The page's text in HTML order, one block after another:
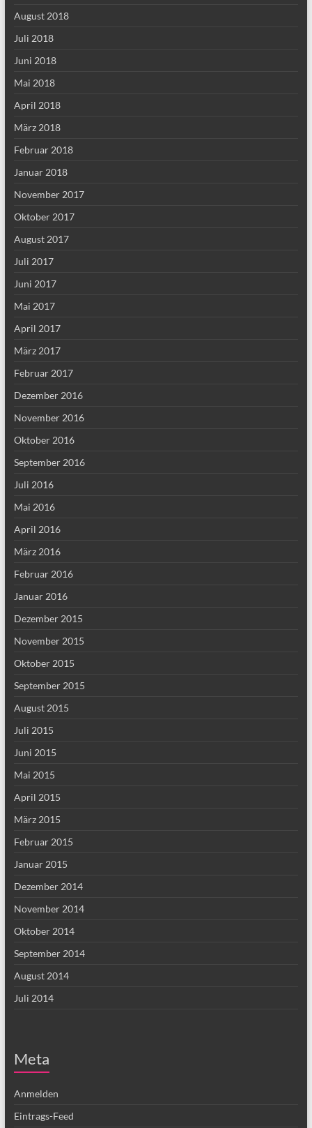
August 2018
Juli 2018
Juni 2018
Mai 2018
April 2018
März 2018
Februar 2018
Januar 2018
November 2017
Oktober 2017
August 2017
Juli 2017
Juni 2017
Mai 2017
April 2017
März 2017
Februar 2017
Dezember 2016
November 2016
Oktober 2016
September 2016
Juli 2016
Mai 2016
April 2016
März 2016
Februar 2016
Januar 2016
Dezember 2015
November 2015
Oktober 2015
September 2015
August 2015
Juli 2015
Juni 2015
Mai 2015
April 2015
März 2015
Februar 2015
Januar 2015
Dezember 2014
November 2014
Oktober 2014
September 2014
August 2014
Juli 2014
Meta
Anmelden
Eintrags-Feed